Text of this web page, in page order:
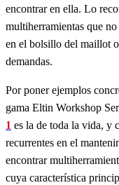
encontrar en ella. Lo
multiherramientas que
en el bolsillo del maillot
demandas.
Por poner ejemplos
gama Eltin Workshop
1 es la de toda la vida, y
recurrentes en el
encontrar
cuya característica